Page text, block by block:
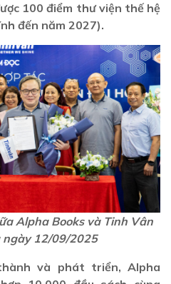
100 điểm thư viện thế hệ
đến năm 2027).
Alpha Books và Tinh Vân
ngày 12/09/2025
và phát triển, Alpha